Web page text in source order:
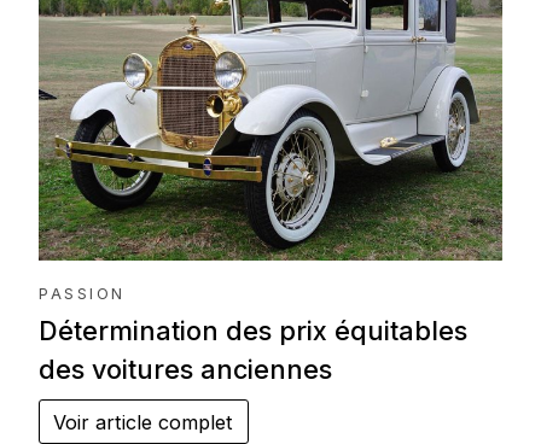
PASSION
Détermination des prix équitables
des voitures anciennes
Voir article complet